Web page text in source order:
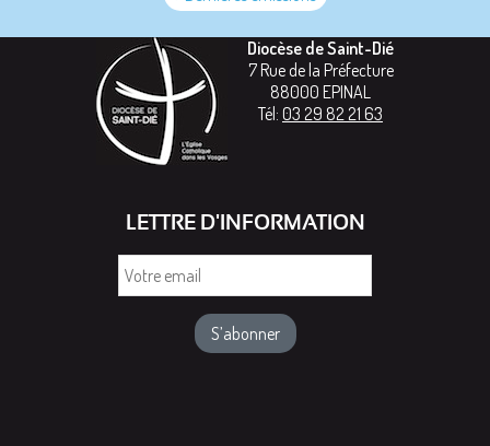
Diocèse de Saint-Dié
7 Rue de la Préfecture
88000 EPINAL
Tél: 03 29 82 21 63
LETTRE D'INFORMATION